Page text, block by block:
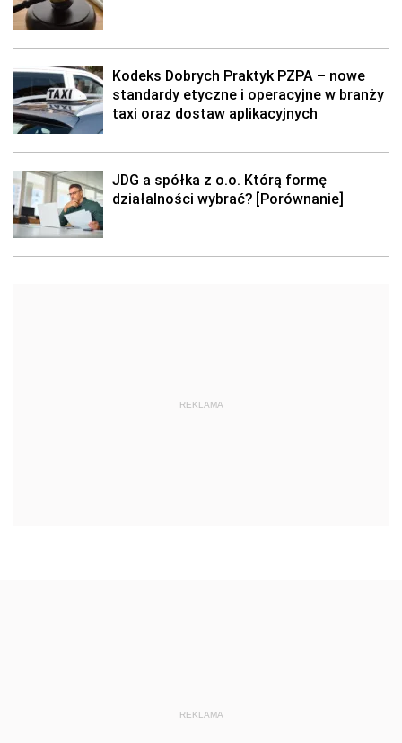
Kodeks Dobrych Praktyk PZPA – nowe
standardy etyczne i operacyjne w branży
taxi oraz dostaw aplikacyjnych
JDG a spółka z o.o. Którą formę
działalności wybrać? [Porównanie]
REKLAMA
REKLAMA